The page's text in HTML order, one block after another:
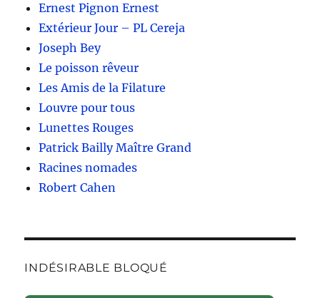
Ernest Pignon Ernest
Extérieur Jour – PL Cereja
Joseph Bey
Le poisson rêveur
Les Amis de la Filature
Louvre pour tous
Lunettes Rouges
Patrick Bailly Maître Grand
Racines nomades
Robert Cahen
INDÉSIRABLE BLOQUÉ